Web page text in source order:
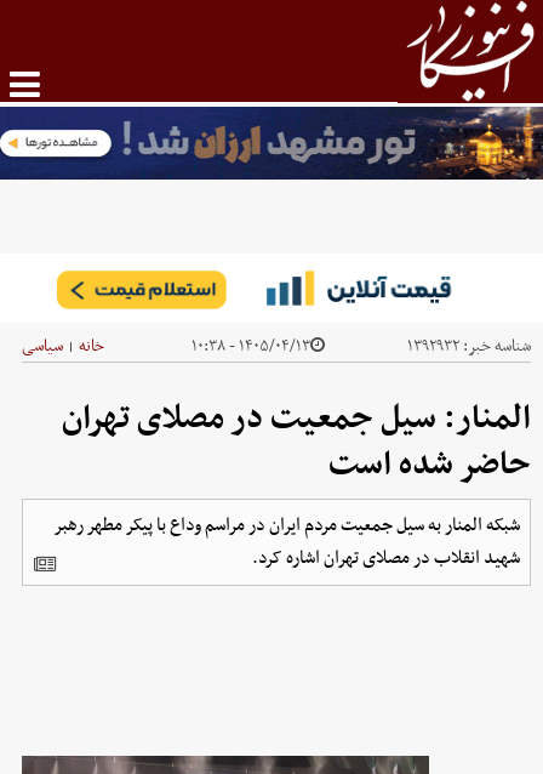
شناسه خبر:۱۳۹۲۹۳۲ ۱۴۰۵/۰۴/۱۳ - ۱۰:۳۸ خانه | سیاسی
المنار: سیل جمعیت در مصلای تهران
حاضر شده است
شبکه المنار به سیل جمعیت مردم ایران در مراسم وداع با پیکر مطهر رهبر
شهید انقلاب در مصلای تهران اشاره کرد.